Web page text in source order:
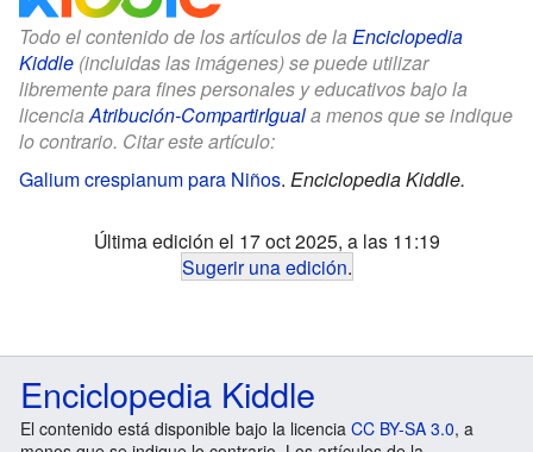
Todo el contenido de los artículos de la Enciclopedia
Kiddle (incluidas las imágenes) se puede utilizar
libremente para fines personales y educativos bajo la
licenciaAtribución-CompartirIguala menos que se indique
lo contrario. Citar este artículo:
Galium crespianum para Niños. Enciclopedia Kiddle.
Última edición el 17 oct 2025, a las 11:19
Sugerir una edición.
Enciclopedia Kiddle
El contenido está disponible bajo la licencia CC BY-SA 3.0, a